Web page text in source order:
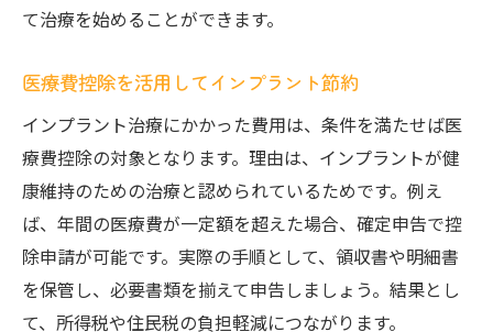
て治療を始めることができます。
医療費控除を活用してインプラント節約
インプラント治療にかかった費用は、条件を満たせば医
療費控除の対象となります。理由は、インプラントが健
康維持のための治療と認められているためです。例え
ば、年間の医療費が一定額を超えた場合、確定申告で控
除申請が可能です。実際の手順として、領収書や明細書
を保管し、必要書類を揃えて申告しましょう。結果とし
て、所得税や住民税の負担軽減につながります。